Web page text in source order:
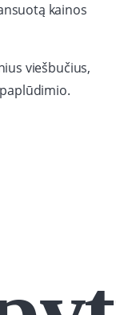
kainos
viešbučius,